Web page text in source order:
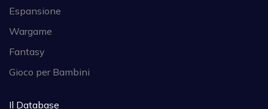
Espansione
Wargame
Fantasy
Gioco per Bambini
Il Database